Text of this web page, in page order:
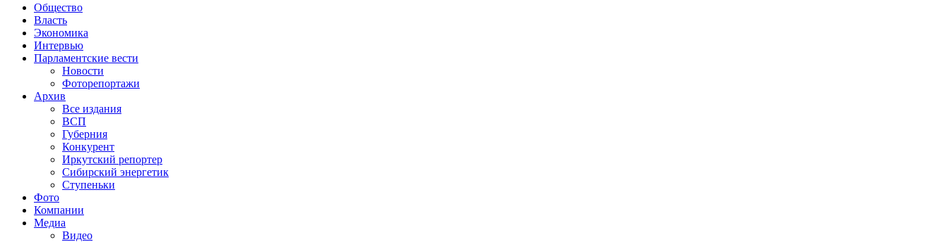
Общество
Власть
Экономика
Интервью
Парламентские вести
Новости
Фоторепортажи
Архив
Все издания
ВСП
Губерния
Конкурент
Иркутский репортер
Сибирский энергетик
Ступеньки
Фото
Компании
Медиа
Видео